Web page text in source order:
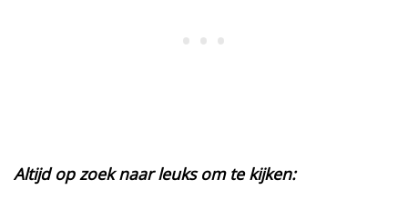
Altijd op zoek naar leuks om te kijken: